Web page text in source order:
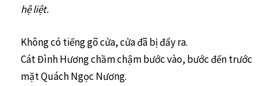
hệ liệt.
Không có tiếng gõ cửa, cửa đã bị đẩy ra.
Cát Đình Hương chầm chậm bước vào, bước đến trước
mặt Quách Ngọc Nương.